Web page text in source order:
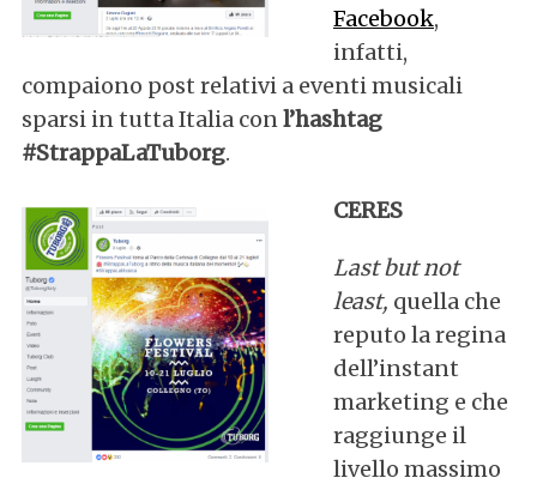
Facebook,
infatti,
compaiono post relativi a eventi musicali
sparsi in tutta Italia conl’hashtag
#StrappaLaTuborg.
CERES
Last but not
least, quella che
reputo la regina
dell’instant
marketing e che
raggiunge il
livello massimo
e
a
r
h
o